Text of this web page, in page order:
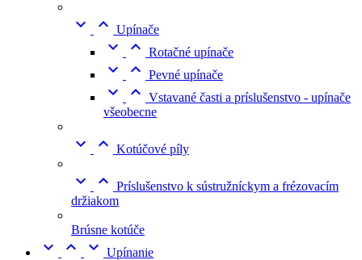
  Upínače
  Rotačné upínače
  Pevné upínače
  Vstavané časti a príslušenstvo - upínače
všeobecne
  Kotúčové píly
  Príslušenstvo k sústružníckym a frézovacím
držiakom
Brúsne kotúče
   Upínanie